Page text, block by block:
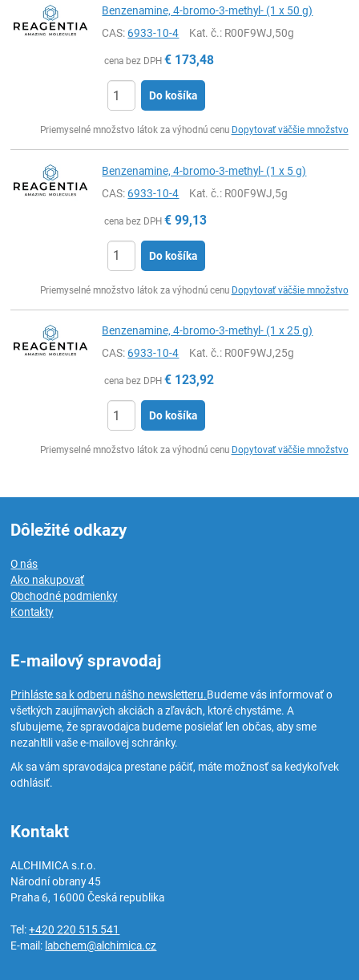
Benzenamine, 4-bromo-3-methyl- (1 x 50 g)
CAS:6933-10-4 Kat. č.: R00F9WJ,50g
cena bez DPH € 173,48
Do košíka
Priemyselné množstvo látok za výhodnú cenu Dopytovať väčšie množstvo
Benzenamine, 4-bromo-3-methyl- (1 x 5 g)
CAS:6933-10-4 Kat. č.: R00F9WJ,5g
cena bez DPH € 99,13
Do košíka
Priemyselné množstvo látok za výhodnú cenu Dopytovať väčšie množstvo
Benzenamine, 4-bromo-3-methyl- (1 x 25 g)
CAS:6933-10-4 Kat. č.: R00F9WJ,25g
cena bez DPH € 123,92
Do košíka
Priemyselné množstvo látok za výhodnú cenu Dopytovať väčšie množstvo
Dôležité odkazy
O nás
Ako nakupovať
Obchodné podmienky
Kontakty
E-mailový spravodaj
Prihláste sa k odberu nášho newsletteru.Budeme vás informovať o
všetkých zaujímavých akciách a zľavách, ktoré chystáme. A
sľubujeme, že spravodajca budeme posielať len občas, aby sme
nezahltili vaše e-mailovej schránky.
Ak sa vám spravodajca prestane páčiť, máte možnosť sa kedykoľvek
odhlásiť.
Kontakt
ALCHIMICA s.r.o.
Národní obrany 45
Praha 6, 16000Česká republika
Tel:+420 220 515 541
E-mail: labchem@alchimica.cz